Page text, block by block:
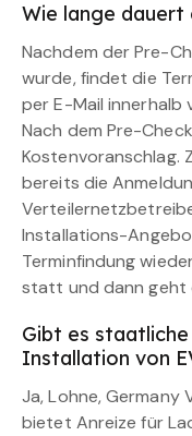
Wie lange dauert
Nachdem der Pre-
wurde, findet die
per E-Mail
Nach dem Pre-
Kostenvoranschlag.
bereits die
Installations-
Terminfindung
statt und dann geht
Gibt es
Installation von
Ja, Lohne, Germany
bietet Anreize für